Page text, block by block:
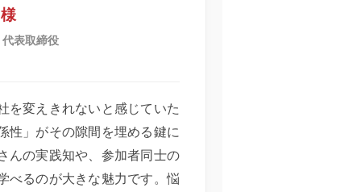
表取締役
を変えきれないと感じていた
性」がその隙間を埋める鍵に
んの実践知や、参加者同士の
べるのが大きな魅力です。悩